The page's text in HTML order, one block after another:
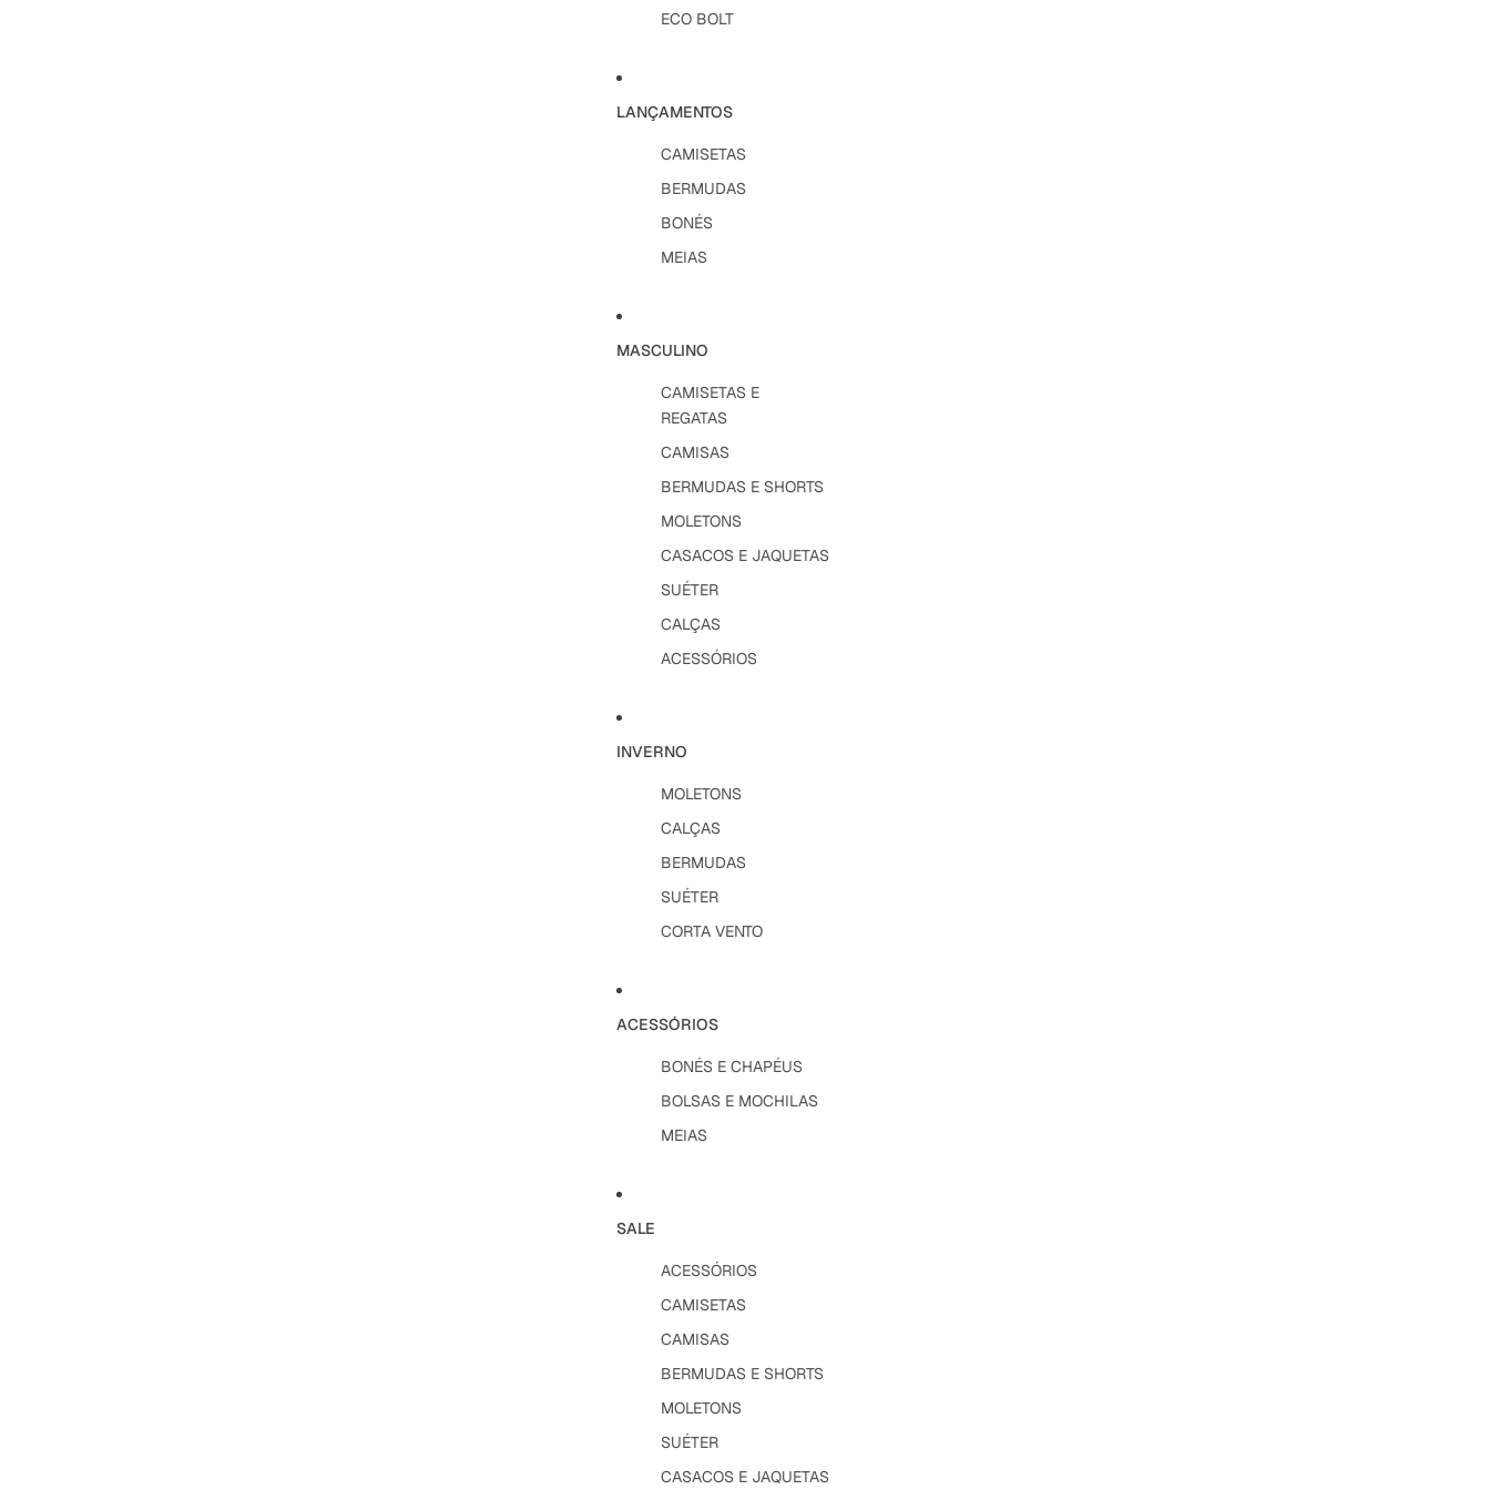
ECO BOLT
LANÇAMENTOS
CAMISETAS
BERMUDAS
BONÉS
MEIAS
MASCULINO
CAMISETAS E
REGATAS
CAMISAS
BERMUDAS E SHORTS
MOLETONS
CASACOS E JAQUETAS
SUÉTER
CALÇAS
ACESSÓRIOS
INVERNO
MOLETONS
CALÇAS
BERMUDAS
SUÉTER
CORTA VENTO
ACESSÓRIOS
BONÉS E CHAPÉUS
BOLSAS E MOCHILAS
MEIAS
SALE
ACESSÓRIOS
CAMISETAS
CAMISAS
BERMUDAS E SHORTS
MOLETONS
SUÉTER
CASACOS E JAQUETAS